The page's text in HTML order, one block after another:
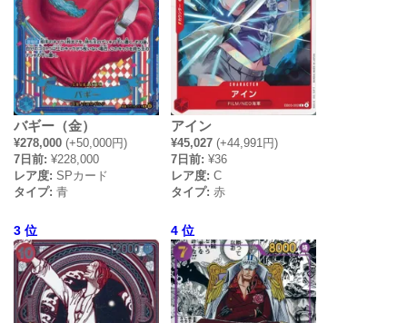
バギー（金）
¥278,000 (+50,000円)
7日前: ¥228,000
レア度: SPカード
タイプ: 青
アイン
¥45,027 (+44,991円)
7日前: ¥36
レア度: C
タイプ: 赤
3 位 4 位